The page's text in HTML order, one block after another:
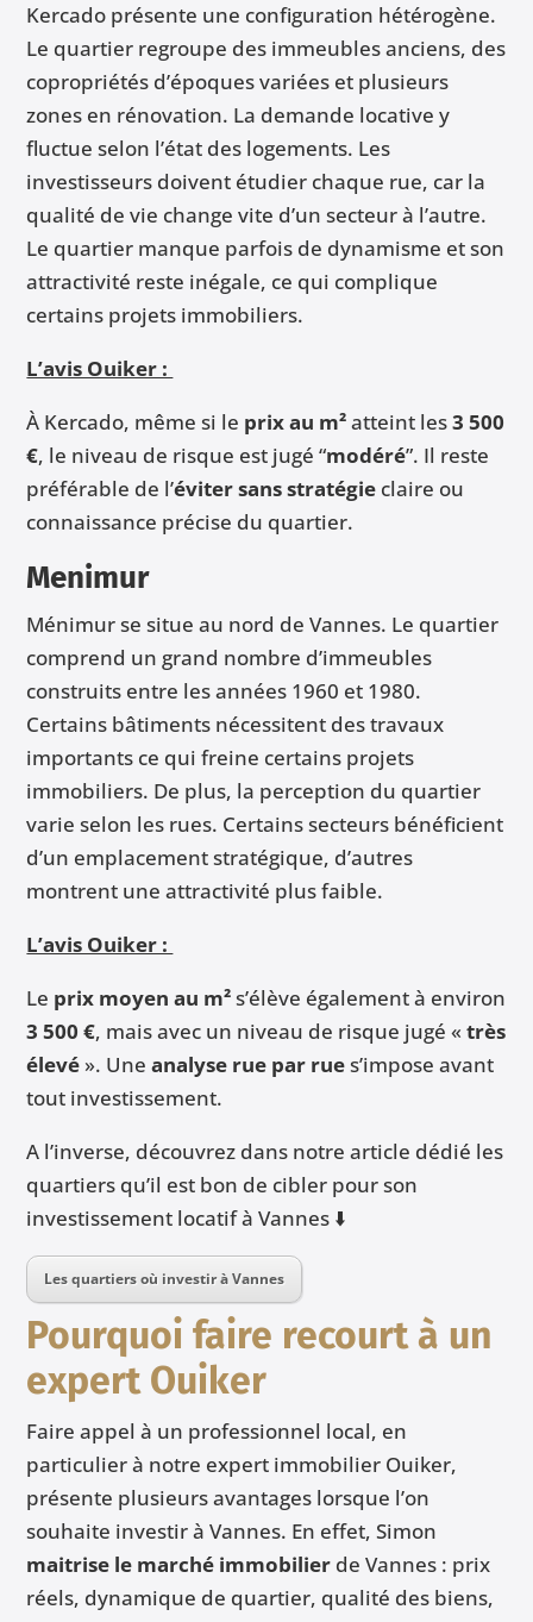
Kercado présente une configuration hétérogène.
Le quartier regroupe des immeubles anciens, des
copropriétés d’époques variées et plusieurs
zones en rénovation. La demande locative y
fluctue selon l’état des logements. Les
investisseurs doivent étudier chaque rue, car la
qualité de vie change vite d’un secteur à l’autre.
Le quartier manque parfois de dynamisme et son
attractivité reste inégale, ce qui complique
certains projets immobiliers.
L’avis Ouiker :
À Kercado, même si le prix au m²atteint les3 500
€, le niveau de risque est jugé “modéré”. Il reste
préférable de l’éviter sans stratégie claire ou
connaissance précise du quartier.
Menimur
Ménimur se situe au nord de Vannes. Le quartier
comprend un grand nombre d’immeubles
construits entre les années 1960 et 1980.
Certains bâtiments nécessitent des travaux
importants ce qui freine certains projets
immobiliers. De plus, la perception du quartier
varie selon les rues. Certains secteurs bénéficient
d’un emplacement stratégique, d’autres
montrent une attractivité plus faible.
L’avis Ouiker :
Le prix moyen au m²s’élève également à environ
3 500 €, mais avec un niveau de risque jugé «très
élevé ». Uneanalyse rue par rues’impose avant
tout investissement.
A l’inverse, découvrez dans notre article dédié les
quartiers qu’il est bon de cibler pour son
investissement locatif à Vannes ⬇️
Les quartiers où investir à Vannes
Pourquoi faire recourt à un
expert Ouiker
Faire appel à un professionnel local, en
particulier à notre expert immobilier Ouiker,
présente plusieurs avantages lorsque l’on
souhaite investir à Vannes. En effet, Simon
maitrise le marché immobilier de Vannes : prix
réels, dynamique de quartier, qualité des biens,